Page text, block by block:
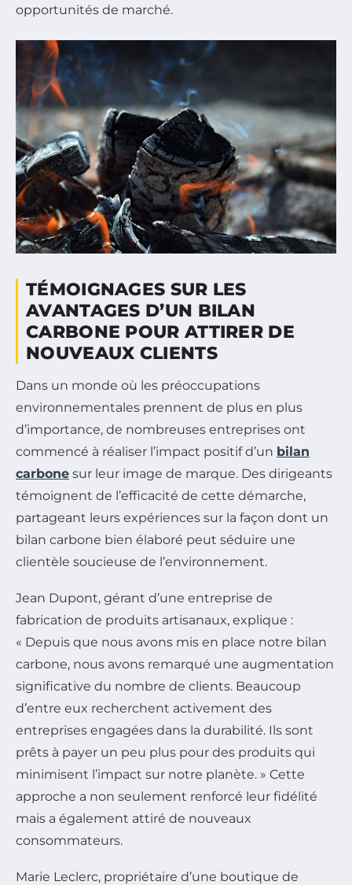
opportunités de marché.
TÉMOIGNAGES SUR LES
AVANTAGES D’UN BILAN
CARBONE POUR ATTIRER DE
NOUVEAUX CLIENTS
Dans un monde où les préoccupations
environnementales prennent de plus en plus
d’importance, de nombreuses entreprises ont
commencé à réaliser l’impact positif d’un bilan
carbone sur leur image de marque. Des dirigeants
témoignent de l’efficacité de cette démarche,
partageant leurs expériences sur la façon dont un
bilan carbone bien élaboré peut séduire une
clientèle soucieuse de l’environnement.
Jean Dupont, gérant d’une entreprise de
fabrication de produits artisanaux, explique :
« Depuis que nous avons mis en place notre bilan
carbone, nous avons remarqué une augmentation
significative du nombre de clients. Beaucoup
d’entre eux recherchent activement des
entreprises engagées dans la durabilité. Ils sont
prêts à payer un peu plus pour des produits qui
minimisent l’impact sur notre planète. » Cette
approche a non seulement renforcé leur fidélité
mais a également attiré de nouveaux
consommateurs.
Marie Leclerc, propriétaire d’une boutique de